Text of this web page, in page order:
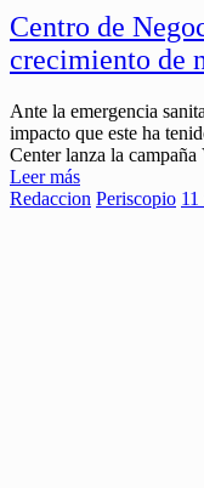
Centro de
crecimiento de
Ante la emergencia
impacto que este ha
Center lanza la
Leer más
Redaccion Periscopio